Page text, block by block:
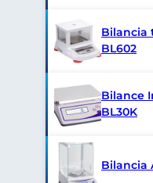
Bilancia
BL602
Bilance
BL30K
Bilancia